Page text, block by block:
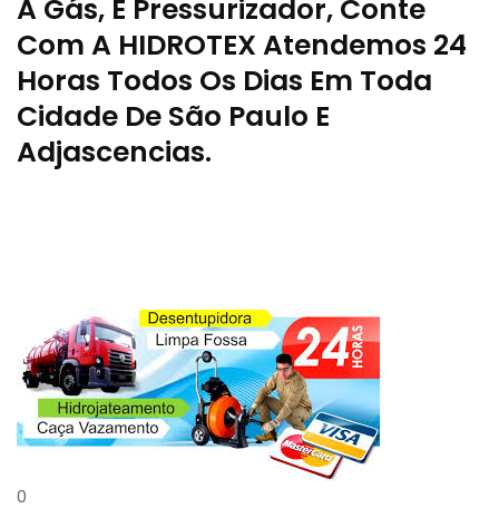
A Gás, E Pressurizador, Conte
Com A HIDROTEX Atendemos 24
Horas Todos Os Dias Em Toda
Cidade De São Paulo E
Adjascencias.
0